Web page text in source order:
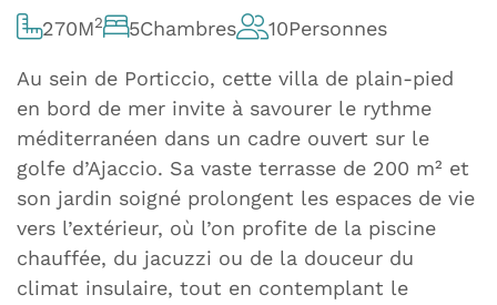
270M2 5Chambres 10Personnes
Au sein de Porticcio, cette villa de plain-pied
en bord de mer invite à savourer le rythme
méditerranéen dans un cadre ouvert sur le
golfe d’Ajaccio. Sa vaste terrasse de 200 m² et
son jardin soigné prolongent les espaces de vie
vers l’extérieur, où l’on profite de la piscine
chauffée, du jacuzzi ou de la douceur du
climat insulaire, tout en contemplant le